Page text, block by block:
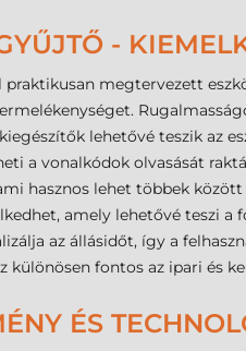
-
megtervezett
lehetővé teszik az
a vonalkódok olvasását
hasznos lehet többek
amely lehetővé teszi
az állásidőt, így a
fontos az ipari és
ÉS